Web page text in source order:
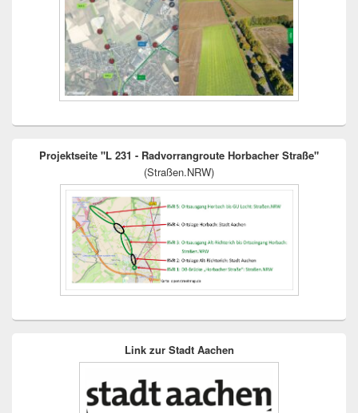
Projektseite "L 231 - Radvorrangroute Horbacher Straße"
(Straßen.NRW)
Link zur Stadt Aachen